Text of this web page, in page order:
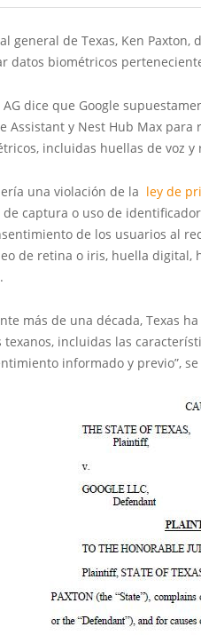
general de Texas, Ken Paxton,
datos biométricos
AG dice que Google
Assistant y Nest Hub Max
incluidas huellas de voz
una violación de la ley de
de captura o uso de
de los usuarios al
de retina o iris, huella digital,
más de una década, Texas
texanos, incluidas las
informado y previo”,